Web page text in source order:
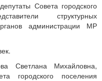
депутаты Совета городского
структурных
администрации МР
Светлана Михайловна,
городского поселения